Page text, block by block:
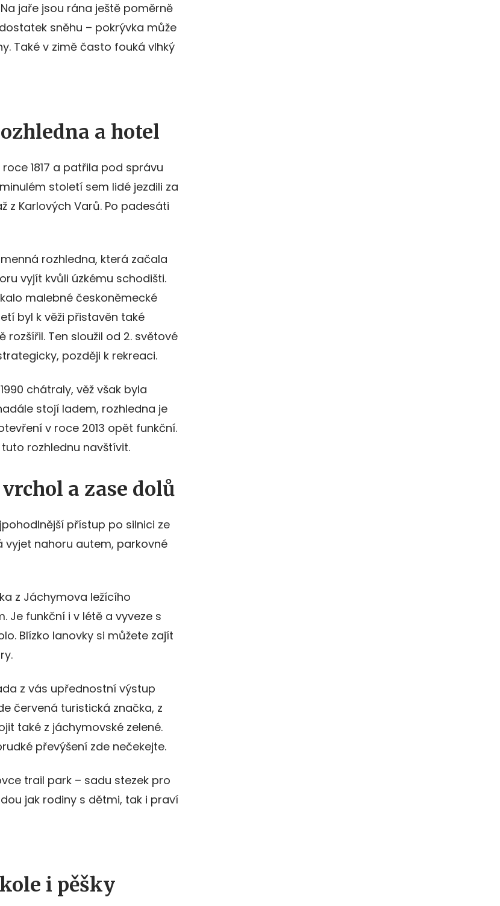
jaře jsou rána ještě poměrně
sněhu – pokrývka může
Také v zimě často fouká vlhký
a hotel
1817 a patřila pod správu
století sem lidé jezdili za
z Karlových Varů. Po padesáti
rozhledna, která začala
vyjít kvůli úzkému schodišti.
malebné českoněmecké
byl k věži přistavěn také
Ten sloužil od 2. světové
později k rekreaci.
chátraly, věž však byla
stojí ladem, rozhledna je
v roce 2013 opět funkční.
rozhlednu navštívit.
a zase dolů
přístup po silnici ze
vyjet nahoru autem, parkovné
z Jáchymova ležícího
Je funkční i v létě a vyveze s
Blízko lanovky si můžete zajít
z vás upřednostní výstup
červená turistická značka, z
také z jáchymovské zelené.
převýšení zde nečekejte.
trail park – sadu stezek pro
jak rodiny s dětmi, tak i praví
i pěšky